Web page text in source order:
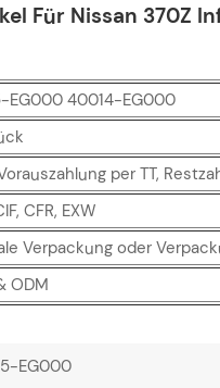
Für Nissan 370Z
EG000 40014-EG000
per TT,
CFR, EXW
Verpackung oder
ODM
EG000